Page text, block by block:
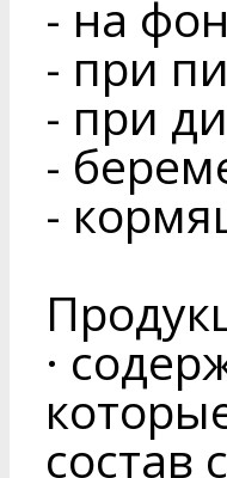
- на
- при
- при
-
-
·
состав